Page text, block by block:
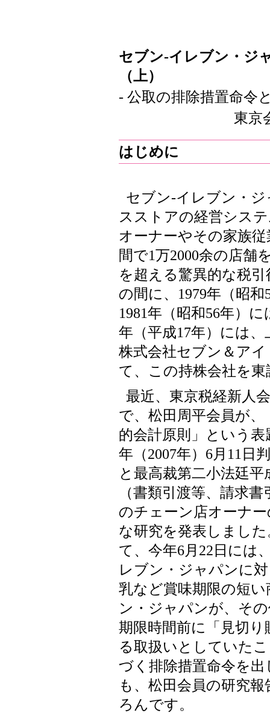
セブン-イレブン・ジ
（上）
- 公取の排除措置命令
東
はじめに
セブン-イレブン・
スストアの経営シス
オーナーやその家族
間で1万2000余の店舗
を超える驚異的な税
の間に、1979年（昭
1981年（昭和56年）
年（平成17年）には
株式会社セブン＆ア
て、この持株会社を
最近、東京税経新人
で、松田周平会員が
的会計原則」という
年（2007年）6月11日
と最高裁第二小法廷平
（書類引渡等、請求
のチェーン店オーナ
な研究を発表しまし
て、今年6月22日には
レブン・ジャパンに
乳など賞味期限の短
ン・ジャパンが、そ
期限時間前に「見切
る取扱いとしていた
づく排除措置命令を
も、松田会員の研究
ろんです。